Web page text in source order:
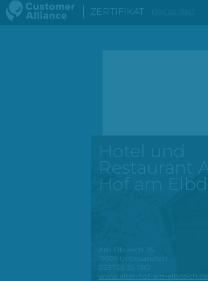
Hotel und
Restaurant
Hof am
Am Elbdeich 25
19309 Unbesandten
038758 35 780
www.alter-hof-am-elbdeich.de
ZERTIFIKAT